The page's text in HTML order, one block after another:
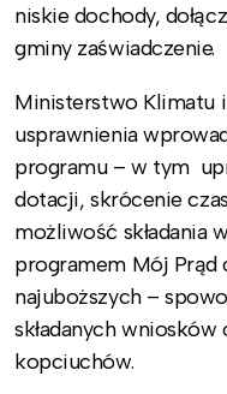
niskie dochody,
gminy zaświadczenie.
Ministerstwo Klimatu
usprawnienia
programu – w tym
dotacji, skrócenie
możliwość składania
programem Mój Prąd
najuboższych –
składanych
kopciuchów.